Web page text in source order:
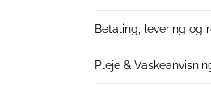
Betaling, levering og
Pleje &